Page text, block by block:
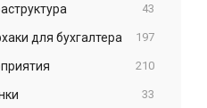
43
для бухгалтера 197
210
33